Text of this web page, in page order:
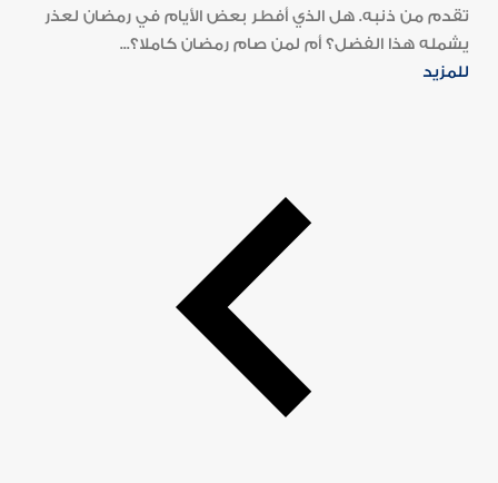
تقدم من ذنبه. هل الذي أفطر بعض الأيام في رمضان لعذر
يشمله هذا الفضل؟ أم لمن صام رمضان كاملا؟...
للمزيد